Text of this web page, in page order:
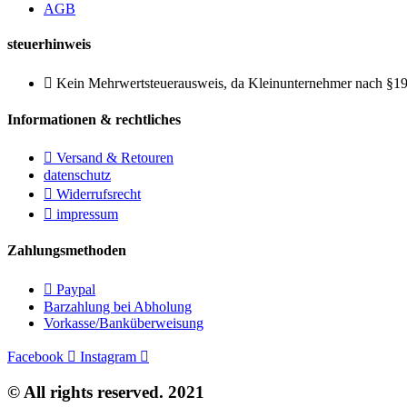
AGB
steuerhinweis
Kein Mehrwertsteuerausweis, da Kleinunternehmer nach
Informationen & rechtliches
Versand & Retouren
datenschutz
Widerrufsrecht
impressum
Zahlungsmethoden
Paypal
Barzahlung bei Abholung
Vorkasse/Banküberweisung
Facebook Instagram
© All rights reserved. 2021